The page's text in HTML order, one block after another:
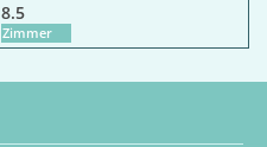
8.5
Zimmer